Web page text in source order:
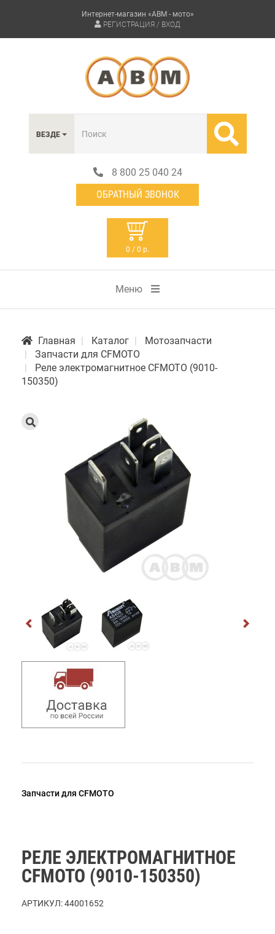
Интернет-магазин «АВМ - мото»
РЕГИСТРАЦИЯ / ВХОД
ВЕЗДЕ
8 800 25 040 24
ОБРАТНЫЙ ЗВОНОК
0 / 0 р.
Меню
Главная Каталог
Мотозапчасти
Запчасти для CFMOTO
Реле электромагнитное CFMOTO (9010-
150350)
Запчасти для CFMOTO
РЕЛЕ ЭЛЕКТРОМАГНИТНОЕ
CFMOTO (9010-150350)
АРТИКУЛ:44001652